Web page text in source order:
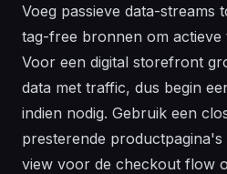
Voeg passieve data-streams
tag-free bronnen om actieve
Voor een digital storefront
data met traffic, dus begin
indien nodig. Gebruik een
presterende
view voor de checkout flow